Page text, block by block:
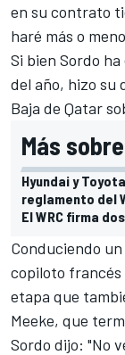
en su contrato
haré más o
Si bien Sordo
del año, hizo su
Baja de Qatar
Más
Hyundai y
reglamento del
El WRC firma
Conduciendo
copiloto francés
etapa que
Meeke, que
Sordo dijo: "No